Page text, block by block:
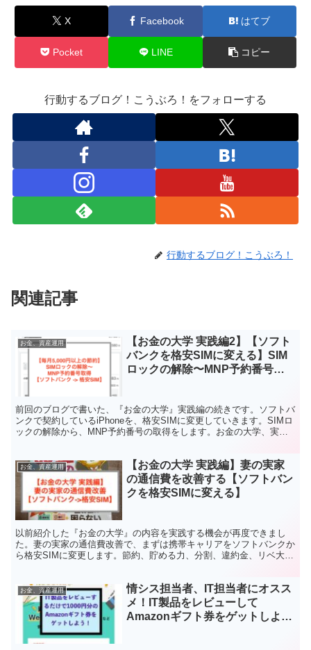
X Facebook はてブ
Pocket LINE コピー
行動するブログ！こうぶろ！をフォローする
行動するブログ！こうぶろ！
関連記事
お金、資産運用
【お金の大学 実践編2】【ソフト
バンクを格安SIMに変える】SIM
ロックの解除〜MNP予約番号取
前回のブログで書いた、『お金の大学』実践編の続きです。ソフトバ
ンクで契約しているiPhoneを、格安SIMに変更していきます。SIMロ
ックの解除から、MNP予約番号の取得をします。お金の大学、実
お金、資産運用
【お金の大学 実践編】妻の実家
の通信費を改善する【ソフトバン
クを格安SIMに変える】
以前紹介した『お金の大学』の内容を実践する機会が再度できまし
た。妻の実家の通信費改善で、まずは携帯キャリアをソフトバンクか
ら格安SIMに変更します。節約、貯める力、分割、違約金、リベ大学
お金、資産運用
情シス担当者、IT担当者にオスス
メ！IT製品をレビューして
Amazonギフト券をゲットしよ